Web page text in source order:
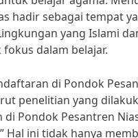
hadir sebagai tempat
yang Islami
dalam belajar.
di Pondok
penelitian yang
di Pondok Pesantren
Hal ini tidak hanya